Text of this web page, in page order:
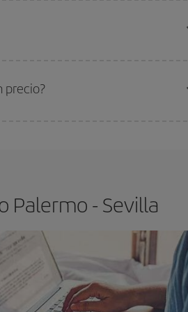
precio?
Palermo - Sevilla